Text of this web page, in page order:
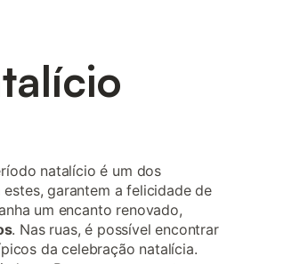
natalício é um dos
garantem a felicidade de
um encanto renovado,
. Nas ruas, é possível encontrar
da celebração natalícia.